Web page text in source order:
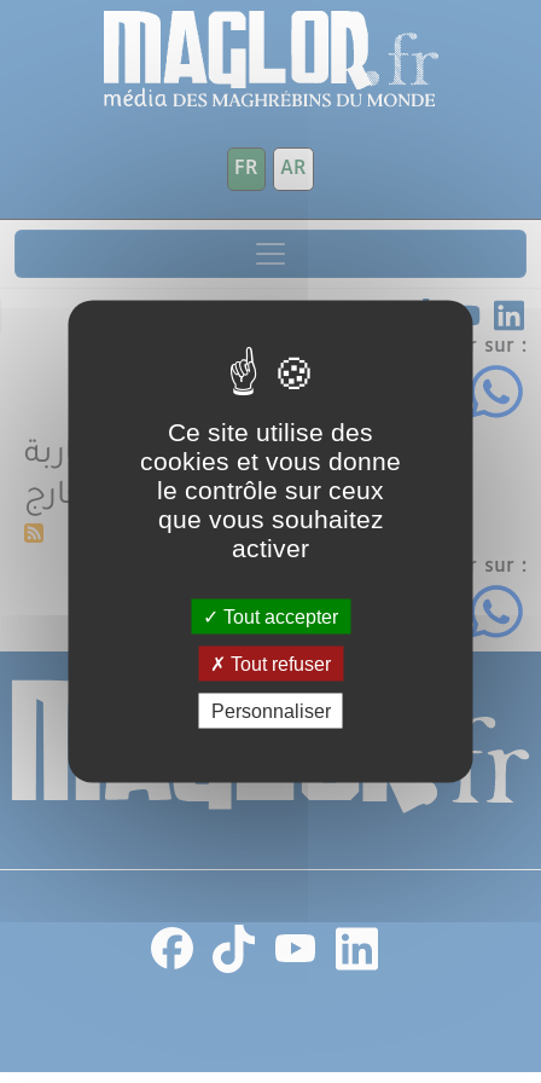
Aller au contenu principal
FR AR
Partager sur :
المؤسسة المحمدية للمغاربة
المقيمين بالخارج
Partager sur :
Panneau de gestion des cookies
Ce site utilise des
cookies et vous donne
le contrôle sur ceux
que vous souhaitez
activer
Tout accepter
Tout refuser
Personnaliser